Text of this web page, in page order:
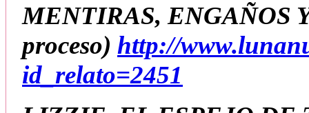
MENTIRAS, ENGAÑOS
proceso) http://
id_relato=2451